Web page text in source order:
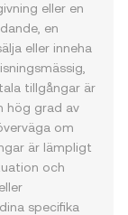
eller en
en
eller inneha
tillgångar är
hög grad av
om
är lämpligt
och
specifika